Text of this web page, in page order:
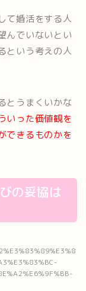
て婚活をする人
んでいないとい
という考えの人
とうまくいかな
いった価値観を
できるものかを
の妥協は